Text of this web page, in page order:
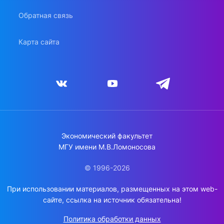
Обратная связь
Карта сайта
Экономический факультет
МГУ имени М.В.Ломоносова
© 1996-2026
При использовании материалов, размещенных на этом web-
сайте, ссылка на источник обязательна!
Политика обработки данных